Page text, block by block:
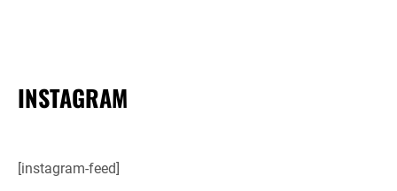
INSTAGRAM
[instagram-feed]